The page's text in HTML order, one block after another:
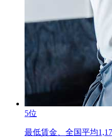
5位
最低賃金、全国平均